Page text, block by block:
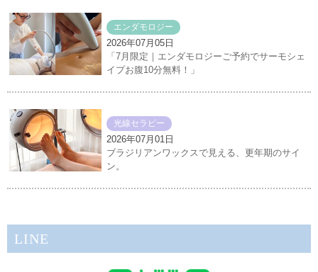
エンダモロジー
2026年07月05日
「7月限定｜エンダモロジーご予約でサーモシェ
イプお腹10分無料！」
光線セラピー
2026年07月01日
ブラジリアンワックスで見える、更年期のサイ
ン。
LINE